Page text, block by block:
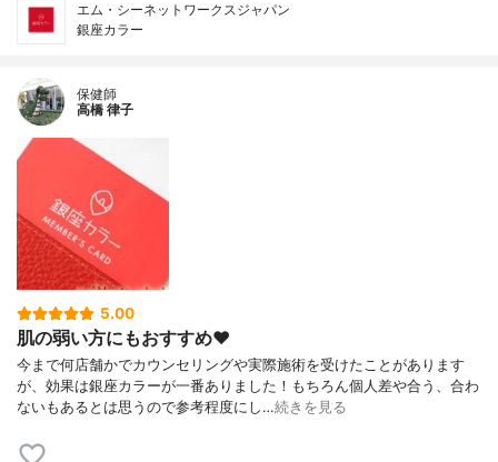
エム・シーネットワークスジャパン
銀座カラー
保健師
高橋 律子
5.00
肌の弱い方にもおすすめ❤️
今まで何店舗かでカウンセリングや実際施術を受けたことがあります
が、効果は銀座カラーが一番ありました！もちろん個人差や合う、合わ
ないもあるとは思うので参考程度にし…続きを見る